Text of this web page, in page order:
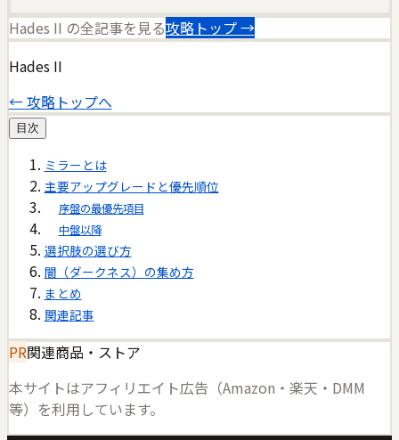
Hades II の全記事を見る攻略トップ →
Hades II
← 攻略トップへ
目次
ミラーとは
主要アップグレードと優先順位
序盤の最優先項目
中盤以降
選択肢の選び方
闇（ダークネス）の集め方
まとめ
関連記事
PR関連商品・ストア
本サイトはアフィリエイト広告（Amazon・楽天・DMM
等）を利用しています。